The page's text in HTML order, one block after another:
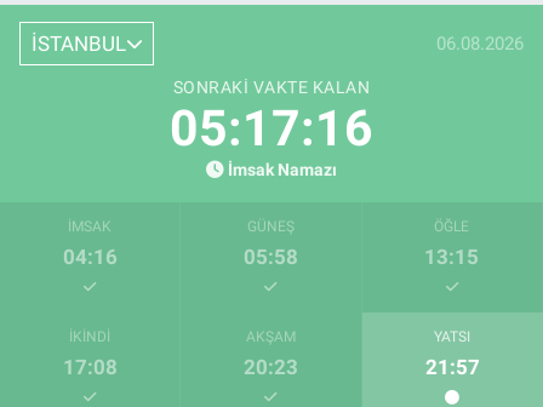
İSTANBUL 06.08.2026
SONRAKI VAKTE KALAN
05:17:16
İmsak Namazı
İMSAK
04:16
GÜNEŞ
05:58
ÖĞLE
13:15
İKINDI
17:08
AKŞAM
20:23
YATSI
21:57